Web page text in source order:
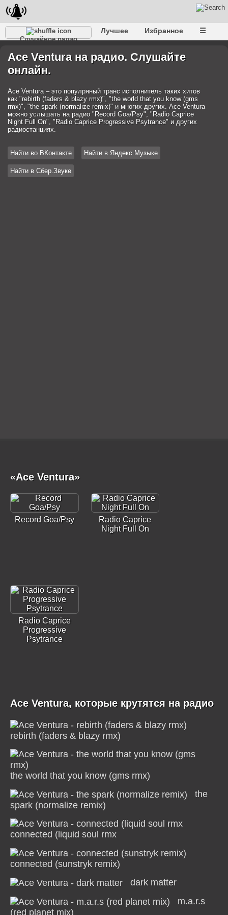
Случайное радио
Лучшее Избранное ☰
Ace Ventura на радио. Слушайте
онлайн.
Ace Ventura – это популряный транс исполнитель таких хитов
как "rebirth (faders & blazy rmx)", "the world that you know (gms
rmx)", "the spark (normalize remix)" и многих других. Ace Ventura
можно услышать на радио "Record Goa/Psy", "Radio Caprice
Night Full On", "Radio Caprice Progressive Psytrance" и других
радиостанциях.
Найти во ВКонтакте Найти в Яндекс.Музыке
Найти в Сбер.Звуке
«Ace Ventura»
Record Goa/Psy
Radio Caprice
Night Full On
Radio Caprice
Progressive
Psytrance
Ace Ventura, которые крутятся на радио
rebirth (faders & blazy rmx)
the world that you know (gms rmx)
the
spark (normalize remix)
connected (liquid soul rmx
connected (sunstryk remix)
dark matter
m.a.r.s
(red planet mix)